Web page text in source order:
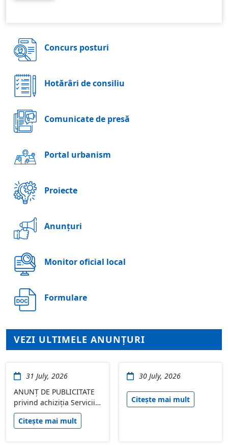
Concurs posturi
Hotărâri de consiliu
Comunicate de presă
Portal urbanism
Proiecte
Anunţuri
Monitor oficial local
Formulare
VEZI ULTIMELE ANUNȚURI
31 July, 2026
ANUNȚ DE PUBLICITATE
privind achiziţia Servicii
de hrană copii în cadrul
proiectului „VLAST-AR –
Citește mai mult
30 July, 2026
Citește mai mult